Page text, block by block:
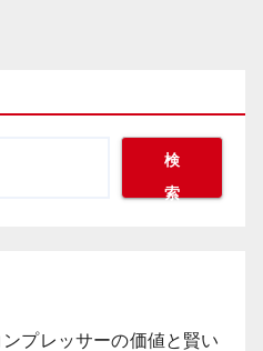
検
索
プレッサーの価値と賢い